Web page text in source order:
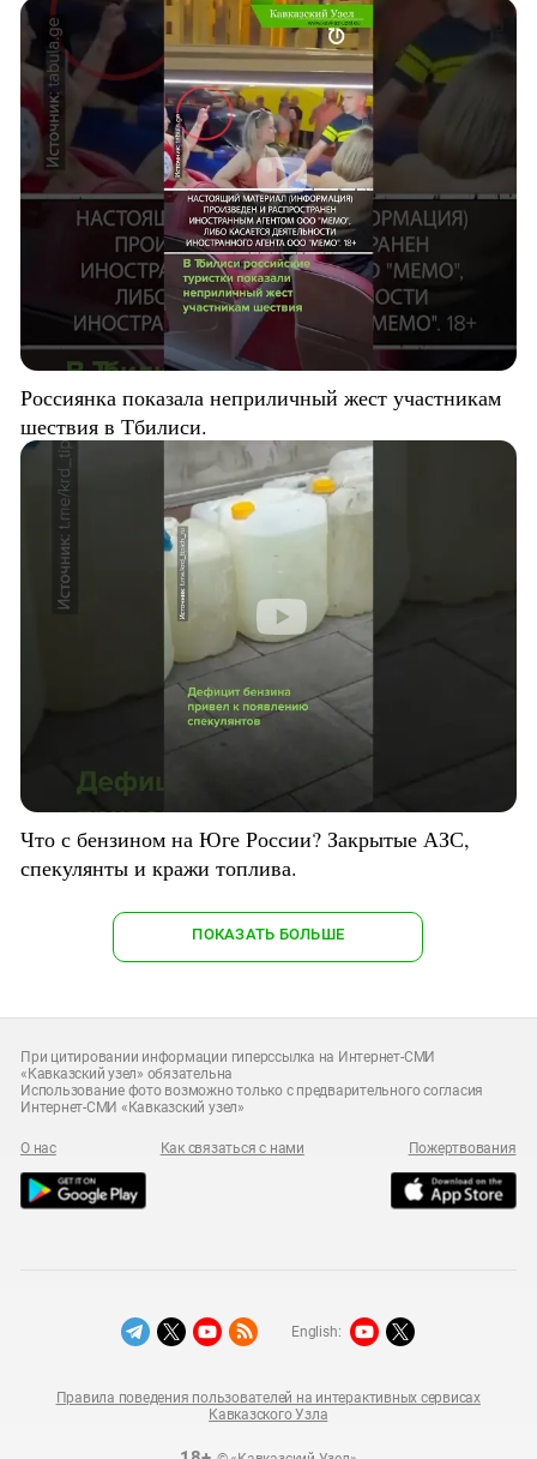
Россиянка показала неприличный жест участникам
шествия в Тбилиси.
Что с бензином на Юге России? Закрытые АЗС,
спекулянты и кражи топлива.
ПОКАЗАТЬ БОЛЬШЕ
При цитировании информации гиперссылка на Интернет-СМИ
«Кавказский узел» обязательна
Использование фото возможно только с предварительного согласия
Интернет-СМИ «Кавказский узел»
О нас Как связаться с нами Пожертвования
Правила поведения пользователей на интерактивных сервисах
Кавказского Узла
English: